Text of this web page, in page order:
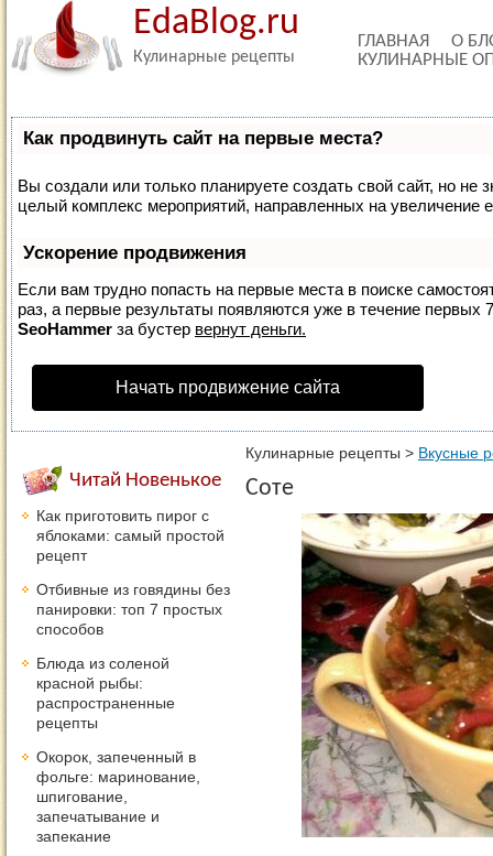
EdaBlog.ru
Кулинарные рецепты
ГЛАВНАЯ
О
КУЛИНАРНЫЕ
Как продвинуть сайт на первые места?
Вы создали или только планируете создать свой сайт, но не
целый комплекс мероприятий, направленных на увеличение
Ускорение продвижения
Если вам трудно попасть на первые места в поиске
раз, а первые результаты появляются уже в течение первых
SeoHammer за бустер вернут деньги.
Начать продвижение сайта
Кулинарные рецепты > Вкусные
Соте
Читай Новенькое
Как приготовить пирог с
яблоками: самый простой
рецепт
Отбивные из говядины без
панировки: топ 7 простых
способов
Блюда из соленой
красной рыбы:
распространенные
рецепты
Окорок, запеченный в
фольге: маринование,
шпигование,
запечатывание и
запекание